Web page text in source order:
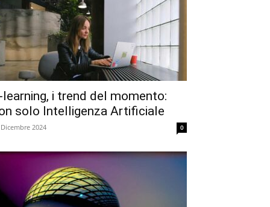
learning, i trend del momento:
solo Intelligenza Artificiale
2024 0